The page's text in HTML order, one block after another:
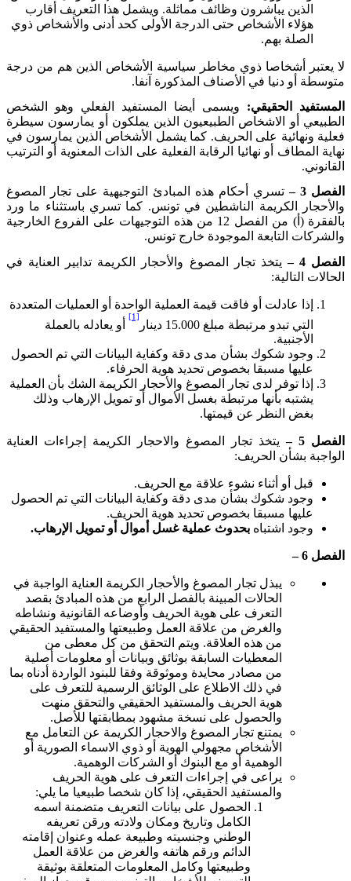
الذين يباشرون وظائف مماثلة. ويشمل هذا التعريف أقارب
هؤلاء الأشخاص حتى الدرجة الأولى كحد أدنى والأشخاص ذوي
الصلة بهم.
لا يعتبر أشخاصا ذوي مخاطر سياسية الأشخاص الذين هم من درجة
متوسطة أو دنيا في الأصناف المذكورة آنفا.
المستفيد الحقيقي: ويسمى أيضا المستفيد الفعلي وهو الشخص
الطبيعي أو الاشخاص الطبيعيون الذين يملكون أو يمارسون سيطرة
فعلية ونهائية على الحريف. كما يشمل الأشخاص الذين يمارسون في
نهاية المطاف أو نهائيا الرقابة الفعلية على الذات المعنوية أو الترتيب
القانوني.
الفصل 3
–تسري أحكام هذه المبادئ التوجيهية على تجار المصوغ
والأحجار الكريمة الناشطين في تونس. كما تسري باستثناء ما ورد
بالفقرة (أ) من الفصل 12 من هذه التوجيهات على الفروع الخارجية
والشركات التابعة الموجودة خارج تونس.
الفصل 4
–يتخذ تجار المصوغ والأحجار الكريمة تدابير العناية في
الحالات التالية:
إذا عادلت أو فاقت قيمة العملية الواحدة أو العمليات المتعددة
التي تبدو مرتبطة مبلغ 15.000 دينار
[1]
أو يعادله بالعملة
الأجنبية.
وجود شكوك بشأن مدى دقة وكفاية البيانات التي تم الحصول
عليها مسبقا بخصوص تحديد هوية الحرفاء.
إذا توفر لدى تجار المصوغ والأحجار الكريمة الشك بأن العملية
يشتبه بأنها مرتبطة بغسل الأموال أو تمويل الإرهاب وذلك
بغض النظر عن قيمتها.
الفصل 5
–يتخذ تجار المصوغ والاحجار الكريمة إجراءات العناية
الواجبة بشأن الحريف:
قبل أو أثناء نشوء علاقة مع الحريف.
وجود شكوك بشأن مدى دقة وكفاية البيانات التي تم الحصول
عليها مسبقا بخصوص تحديد هوية الحريف.
وجود اشتباه بحدوث عملية غسل أموال أو تمويل الإرهاب.
الفصل 6
–
يبذل تجار المصوغ والأحجار الكريمة العناية الواجبة في
الحالات المبينة بالفصل الرابع من هذه المبادئ بقصد
التعرف على هوية الحريف وأوضاعه القانونية ونشاطه
والغرض من علاقة العمل وطبيعتها والمستفيد الحقيقي
من هذه العلاقة. ويتم التحقق من كل معطى من
المعطيات السابقة بوثائق وبيانات أو معلومات أصلية
من مصادر محايدة وموثوقة وفقا للبنود الواردة أدناه بما
في ذلك الاطلاع على الوثائق الرسمية للتعرف على
هوية الحريف والمستفيد الحقيقي والتحقق منهت
والحصول على نسخة مشهود بمطابقتها للأصل.
يمتنع تجار المصوغ والاحجار الكريمة عن التعامل مع
الأشخاص مجهولي الهوية أو ذوي الاسماء الصورية أو
الوهمية أو مع البنوك أو الشركات الوهمية.
يراعى في إجراءات التعرف على هوية الحريف
والمستفيد الحقيقي، إذا كان شخصا طبيعيا ما يلي:
الحصول على بيانات التعريف متضمنة اسمه
الكامل وتاريخ ومكان ولادته ورقن تعريفه
الوطني وجنسيته وطبيعة عمله وعنوان إقامته
الدائم ورقم هاتفه والغرض من علاقة العمل
وطبيعتها وكامل المعلومات المتعلقة بوثيقة